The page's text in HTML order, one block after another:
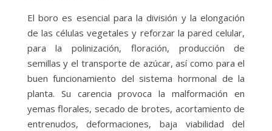
El boro es esencial para la división y la elongación
de las células vegetales y reforzar la pared celular,
para la polinización, floración, producción de
semillas y el transporte de azúcar, así como para el
buen funcionamiento del sistema hormonal de la
planta. Su carencia provoca la malformación en
yemas florales, secado de brotes, acortamiento de
entrenudos, deformaciones, baja viabilidad del